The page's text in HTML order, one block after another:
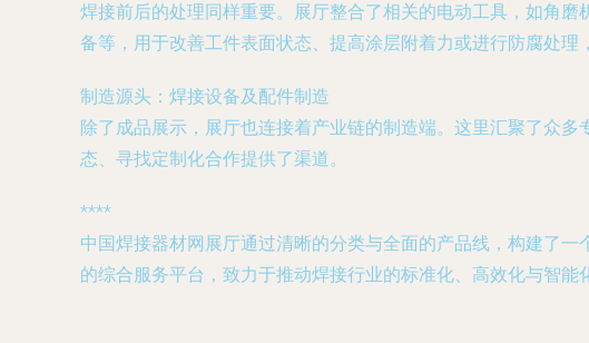
焊接前后的处理同样重要。展厅整合了相关的电动工具，如角
备等，用于改善工件表面状态、提高涂层附着力或进行防腐处理
制造源头：焊接设备及配件制造
除了成品展示，展厅也连接着产业链的制造端。这里汇聚了众
态、寻找定制化合作提供了渠道。
****
中国焊接器材网展厅通过清晰的分类与全面的产品线，构建了
的综合服务平台，致力于推动焊接行业的标准化、高效化与智能